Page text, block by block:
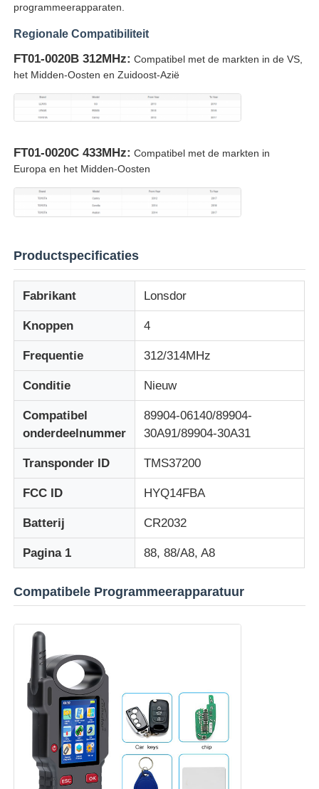
Producten
Videos
Over ons
Fabrieksreis
Kwaliteitscontrole
Contacteer ons
nieuws
Alle Gevallen
Autosleutels
programmeerapparaten.
Regionale Compatibiliteit
FT01-0020B 312MHz: Compatibel met de markten in de VS,
het Midden-Oosten en Zuidoost-Azië
FT01-0020C 433MHz: Compatibel met de markten in
Europa en het Midden-Oosten
Productspecificaties
Fabrikant Lonsdor
Knoppen 4
Frequentie 312/314MHz
Conditie Nieuw
Compatibel
onderdeelnummer
89904-06140/89904-
30A91/89904-30A31
Transponder ID TMS37200
FCC ID HYQ14FBA
Batterij CR2032
Pagina 1 88, 88/A8, A8
Compatibele Programmeerapparatuur